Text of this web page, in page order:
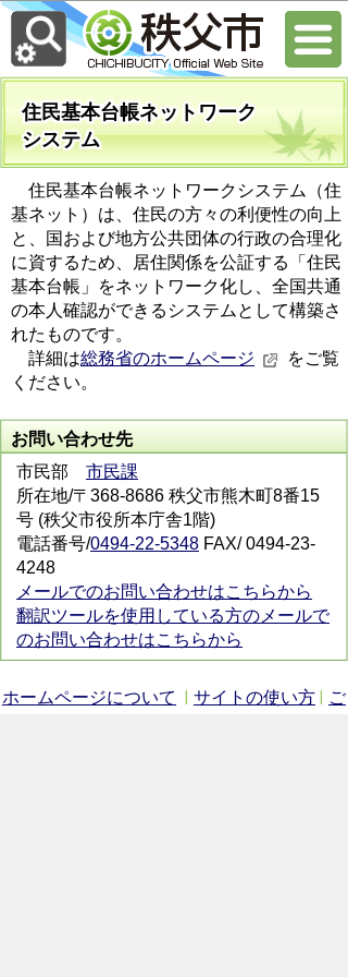
住民基本台帳ネットワーク
システム
住民基本台帳ネットワークシステム（住
基ネット）は、住民の方々の利便性の向上
と、国および地方公共団体の行政の合理化
に資するため、居住関係を公証する「住民
基本台帳」をネットワーク化し、全国共通
の本人確認ができるシステムとして構築さ
れたものです。
詳細は総務省のホームページ
をご覧
ください。
お問い合わせ先
市民部 市民課
所在地/〒368-8686 秩父市熊木町8番15
号 (秩父市役所本庁舎1階)
電話番号/0494-22-5348 FAX/ 0494-23-
4248
メールでのお問い合わせはこちらから
翻訳ツールを使用している方のメールで
のお問い合わせはこちらから
ホームページについて サイトの使い方
ご